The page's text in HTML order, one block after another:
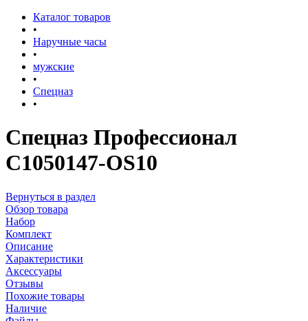
Каталог товаров
•
Наручные часы
•
мужские
•
Спецназ
•
Спецназ Профессионал
С1050147-OS10
Вернуться в раздел
Обзор товара
Набор
Комплект
Описание
Характеристики
Аксессуары
Отзывы
Похожие товары
Наличие